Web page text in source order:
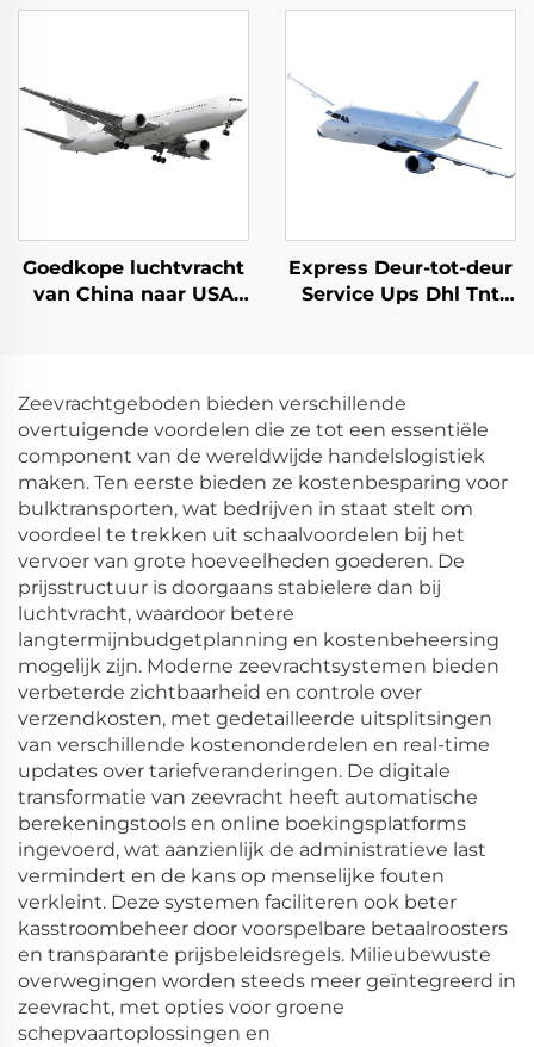
Goederenverzending
verzending Express
Globale Koper
Goedkope luchtvracht
van China naar USA
Express Deur-tot-deur
Service Ups Dhl Tnt
Zeevrachtgeboden bieden verschillende
overtuigende voordelen die ze tot een essentiële
component van de wereldwijde handelslogistiek
maken. Ten eerste bieden ze kostenbesparing voor
bulktransporten, wat bedrijven in staat stelt om
voordeel te trekken uit schaalvoordelen bij het
vervoer van grote hoeveelheden goederen. De
prijsstructuur is doorgaans stabielere dan bij
luchtvracht, waardoor betere
langtermijnbudgetplanning en kostenbeheersing
mogelijk zijn. Moderne zeevrachtsystemen bieden
verbeterde zichtbaarheid en controle over
verzendkosten, met gedetailleerde uitsplitsingen
van verschillende kostenonderdelen en real-time
updates over tariefveranderingen. De digitale
transformatie van zeevracht heeft automatische
berekeningstools en online boekingsplatforms
ingevoerd, wat aanzienlijk de administratieve last
vermindert en de kans op menselijke fouten
verkleint. Deze systemen faciliteren ook beter
kasstroombeheer door voorspelbare betaalroosters
en transparante prijsbeleidsregels. Milieubewuste
overwegingen worden steeds meer geïntegreerd in
zeevracht, met opties voor groene
schepvaartoplossingen en